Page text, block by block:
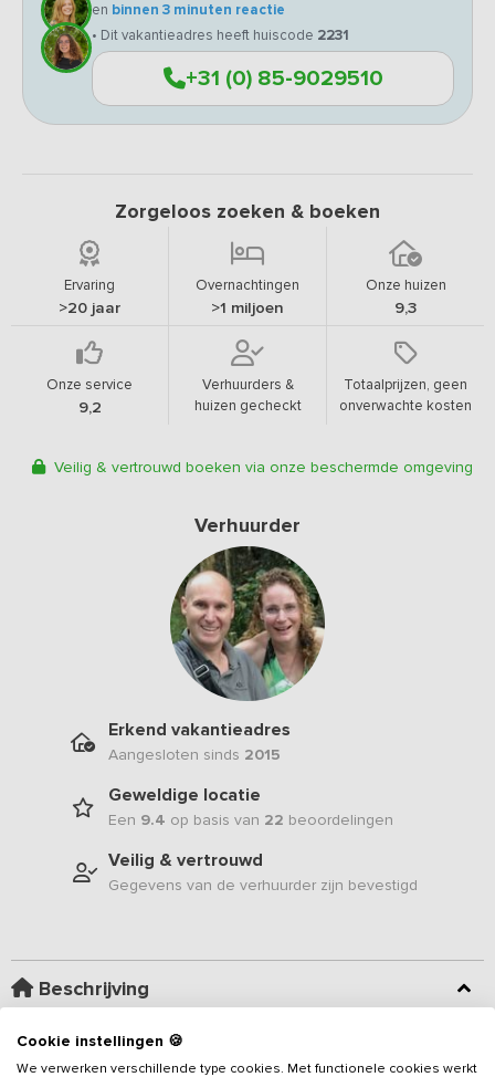
en binnen 3 minuten reactie
• Dit vakantieadres heeft huiscode 2231
+31 (0) 85-9029510
Zorgeloos zoeken & boeken
Ervaring
>20 jaar
Overnachtingen
>1 miljoen
Onze huizen
9,3
Onze service
9,2
Verhuurders &
huizen gecheckt
Totaalprijzen, geen
onverwachte kosten
Veilig & vertrouwd boeken via onze beschermde omgeving
Verhuurder
Erkend vakantieadres
Aangesloten sinds 2015
Geweldige locatie
Een 9.4 op basis van 22 beoordelingen
Veilig & vertrouwd
Gegevens van de verhuurder zijn bevestigd
Beschrijving
Deze groepsaccommodatie, geschikt voor groepen van 24 tot 51
personen, is gelegen in een landelijke omgeving in het
Cookie instellingen 🍪
We verwerken verschillende type cookies. Met functionele cookies werkt